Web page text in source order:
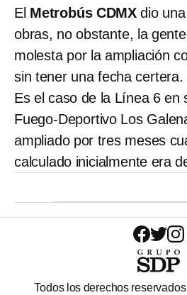
El Metrobús CDMXdio
obras, no obstante, la
molesta por la ampliación
sin tener una fecha certera.
Es el caso de la Línea 6 en
Fuego-Deportivo Los
ampliado por tres meses
calculado inicialmente era
Todos los derechos